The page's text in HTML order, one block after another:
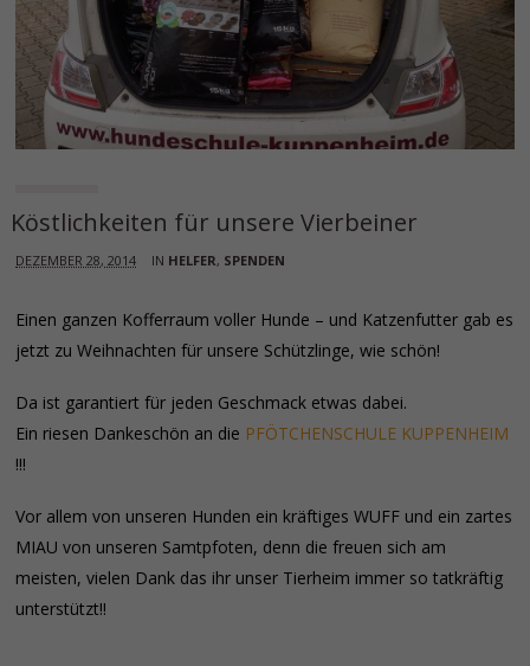
Köstlichkeiten für unsere Vierbeiner
DEZEMBER 28, 2014 IN HELFER, SPENDEN
Einen ganzen Kofferraum voller Hunde – und Katzenfutter gab es
jetzt zu Weihnachten für unsere Schützlinge, wie schön!
Da ist garantiert für jeden Geschmack etwas dabei.
Ein riesen Dankeschön an die PFÖTCHENSCHULE KUPPENHEIM
!!!
Vor allem von unseren Hunden ein kräftiges WUFF und ein zartes
MIAU von unseren Samtpfoten, denn die freuen sich am
meisten, vielen Dank das ihr unser Tierheim immer so tatkräftig
unterstützt!!